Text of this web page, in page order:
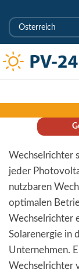
Wechselrichter
jeder
nutzbaren
optimalen
Wechselrichter
Solarenergie in
Unternehmen.
Wechselrichter